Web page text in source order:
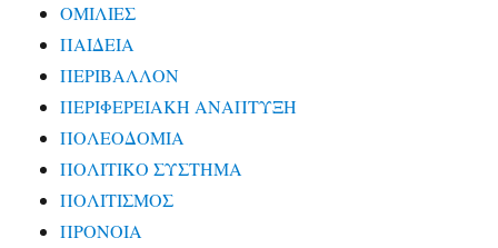
ΟΜΙΛΙΕΣ
ΠΑΙΔΕΙΑ
ΠΕΡΙΒΑΛΛΟΝ
ΠΕΡΙΦΕΡΕΙΑΚΗ ΑΝΑΠΤΥΞΗ
ΠΟΛΕΟΔΟΜΙΑ
ΠΟΛΙΤΙΚΟ ΣΥΣΤΗΜΑ
ΠΟΛΙΤΙΣΜΟΣ
ΠΡΟΝΟΙΑ